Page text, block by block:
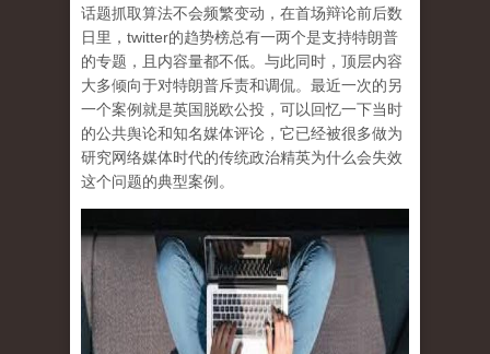
话题抓取算法不会频繁变动，在首场辩论前后数
日里，twitter的趋势榜总有一两个是支持特朗普
的专题，且内容量都不低。与此同时，顶层内容
大多倾向于对特朗普斥责和调侃。最近一次的另
一个案例就是英国脱欧公投，可以回忆一下当时
的公共舆论和知名媒体评论，它已经被很多做为
研究网络媒体时代的传统政治精英为什么会失效
这个问题的典型案例。